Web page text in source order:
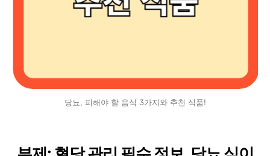
당뇨, 피해야 할 음식 3가지와 추천 식품!